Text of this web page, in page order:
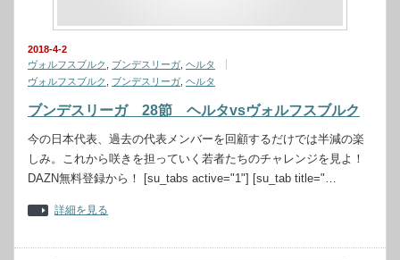
2018-4-2
ヴォルフスブルク
ブンデスリーガ ヘルタ
ヴォルフスブルク
ブンデスリーガ ヘルタ
ブンデスリーガ 28節 ヘルタvsヴォルフスブルク
今の日本代表、過去の代表メンバーを回顧するだけでは半減の楽
しみ。これから咲きを担っていく若者たちのチャレンジを見よ！
DAZN無料登録から！ [su_tabs active="1"] [su_tab title="…
詳細を見る